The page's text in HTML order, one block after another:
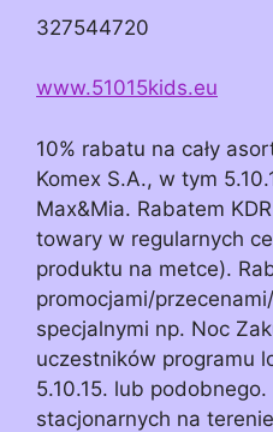
327544720
www.51015kids.eu
10% rabatu na cały
Komex S.A., w tym
Max&Mia. Rabatem
towary w regularnych
produktu na metce).
promocjami/
specjalnymi np. Noc
uczestników programu
5.10.15. lub
stacjonarnych na